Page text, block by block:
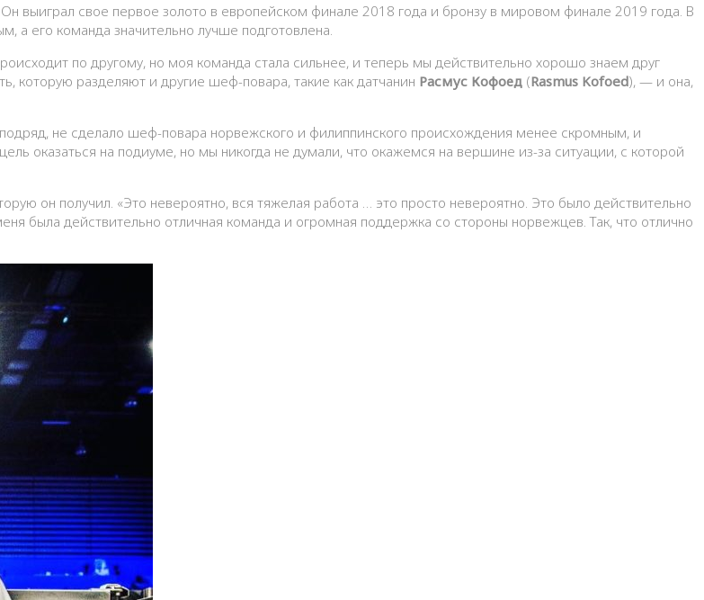
выиграл свое первое золото в европейском финале 2018 года и бронзу в мировом финале 2019 года. В
а его команда значительно лучше подготовлена.
по другому, но моя команда стала сильнее, и теперь мы действительно хорошо знаем друг
разделяют и другие шеф-повара, такие как датчанин Расмус Кофоед (Rasmus Kofoed), — и она,
не сделало шеф-повара норвежского и филиппинского происхождения менее скромным, и
оказаться на подиуме, но мы никогда не думали, что окажемся на вершине из-за ситуации, с которой
он получил. «Это невероятно, вся тяжелая работа … это просто невероятно. Это было действительно
была действительно отличная команда и огромная поддержка со стороны норвежцев. Так, что отлично